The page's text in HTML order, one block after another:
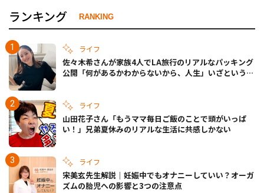
ランキング RANKING
ライフ
佐々木希さんが家族4人でLA旅行のリアルなパッキング
公開「何があるかわからないから、人生」いざというと
ライフ
山田花子さん「もうママ毎日ご飯のことで頭がいっぱ
い！」兄弟夏休みのリアルな生活に共感しかない
ライフ
宋美玄先生解説｜妊娠中でもオナニーしていい？オーガ
ズムの胎児への影響と3つの注意点